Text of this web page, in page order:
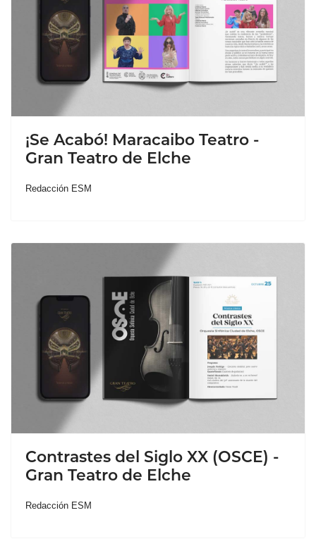
¡Se Acabó! Maracaibo Teatro -
Gran Teatro de Elche
Redacción ESM
Contrastes del Siglo XX (OSCE) -
Gran Teatro de Elche
Redacción ESM